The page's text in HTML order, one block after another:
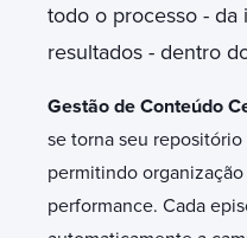
todo o processo - da
resultados - dentro
Gestão de Conteúdo
se torna seu
permitindo
performance. Cada